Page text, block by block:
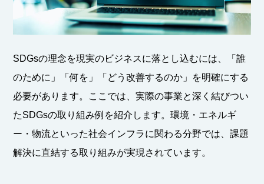
SDGsの理念を現実のビジネスに落とし込むには、「誰
のために」「何を」「どう改善するのか」を明確にする
必要があります。ここでは、実際の事業と深く結びつい
たSDGsの取り組み例を紹介します。環境・エネルギ
ー・物流といった社会インフラに関わる分野では、課題
解決に直結する取り組みが実現されています。